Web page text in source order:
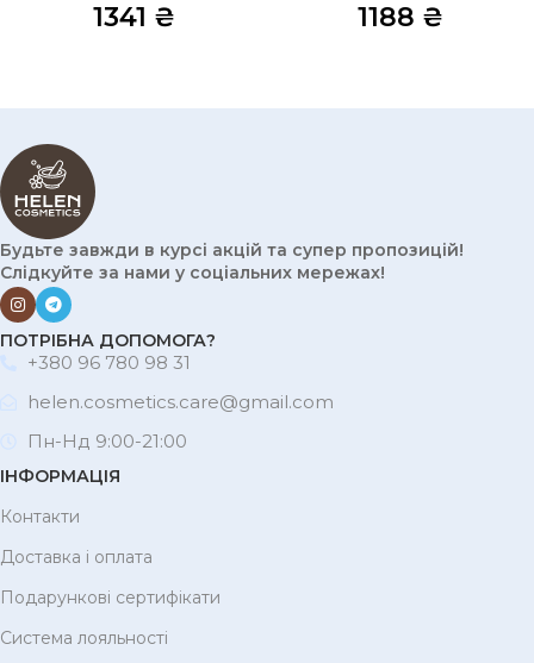
1341 ₴ 1188 ₴
Будьте завжди в курсі акцій та супер пропозицій!
Слідкуйте за нами у соціальних мережах!
ПОТРІБНА ДОПОМОГА?
+380 96 780 98 31
helen.cosmetics.care@gmail.com
Пн-Нд 9:00-21:00
ІНФОРМАЦІЯ
Контакти
Доставка і оплата
Подарункові сертифікати
Система лояльності